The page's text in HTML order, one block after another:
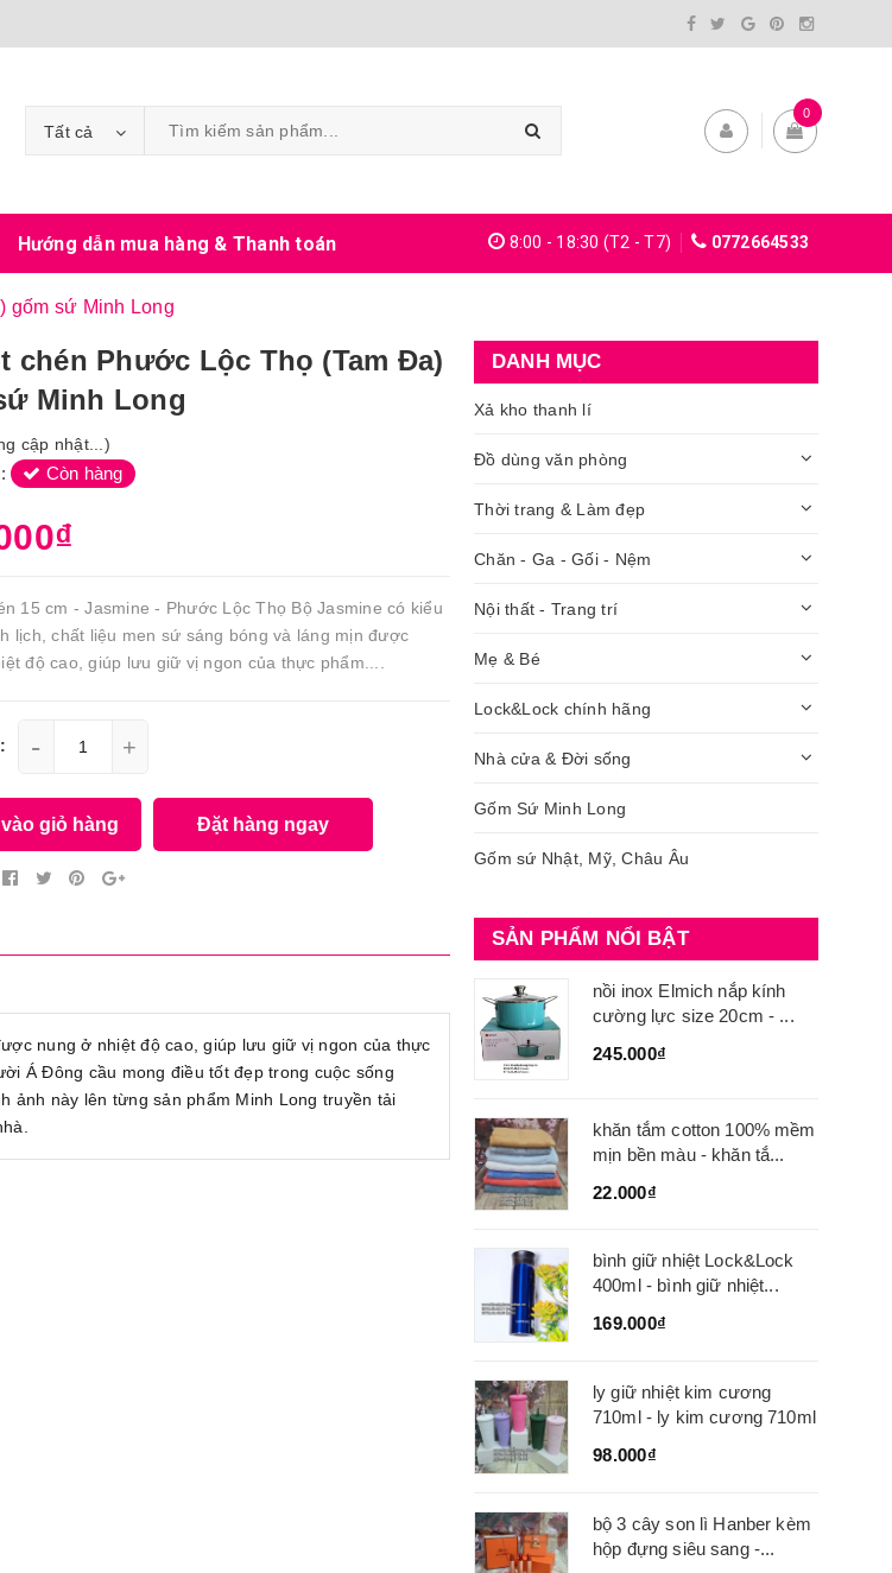
Tất cả
0
Hướng dẫn mua hàng & Thanh toán 8:00 - 18:30 (T2 - T7) 0772664533
gốm sứ Minh Long
chén Phước Lộc Thọ (Tam Đa)
Minh Long
cập nhật...)
Còn hàng
15 cm - Jasmine - Phước Lộc Thọ Bộ Jasmine có kiểu
lịch, chất liệu men sứ sáng bóng và láng mịn được
độ cao, giúp lưu giữ vị ngon của thực phẩm....
- +
giỏ hàng Đặt hàng ngay
nung ở nhiệt độ cao, giúp lưu giữ vị ngon của thực
Á Đông cầu mong điều tốt đẹp trong cuộc sống
ảnh này lên từng sản phẩm Minh Long truyền tải
DANH MỤC
Xả kho thanh lí
Đồ dùng văn phòng
Thời trang & Làm đẹp
Chăn - Ga - Gối - Nệm
Nội thất - Trang trí
Mẹ & Bé
Lock&Lock chính hãng
Nhà cửa & Đời sống
Gốm Sứ Minh Long
Gốm sứ Nhật, Mỹ, Châu Âu
SẢN PHẨM NỔI BẬT
nồi inox Elmich nắp kính
cường lực size 20cm - ...
245.000₫
khăn tắm cotton 100% mềm
mịn bền màu - khăn tắ...
22.000₫
bình giữ nhiệt Lock&Lock
400ml - bình giữ nhiệt...
169.000₫
ly giữ nhiệt kim cương
710ml - ly kim cương 710ml
98.000₫
bộ 3 cây son lì Hanber kèm
hộp đựng siêu sang -...